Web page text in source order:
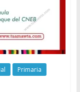
Primaria